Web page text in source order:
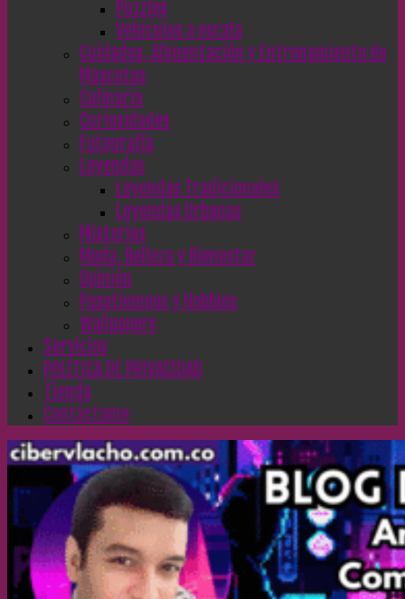
Puzzles
Vehículos a escala
Cuidados, Alimentación y Entrenamiento de
Mascotas
Culinaria
Curiosidades
Fotografía
Leyendas
Leyendas Tradicionales
Leyendas Urbanas
Misterios
Moda, Belleza y Bienestar
Opinión
Pasatiempos y Hobbies
Wallpapers
Servicios
POLÍTICA DE PRIVACIDAD
Tienda
Contáctame